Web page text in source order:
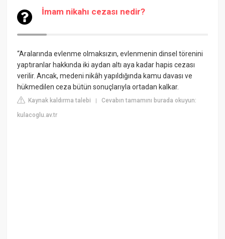
İmam nikahı cezası nedir?
“Aralarında evlenme olmaksızın, evlenmenin dinsel törenini
yaptıranlar hakkında iki aydan altı aya kadar hapis cezası
verilir. Ancak, medeni nikâh yapıldığında kamu davası ve
hükmedilen ceza bütün sonuçlarıyla ortadan kalkar.
Kaynak kaldırma talebi |Cevabın tamamını burada okuyun:
kulacoglu.av.tr